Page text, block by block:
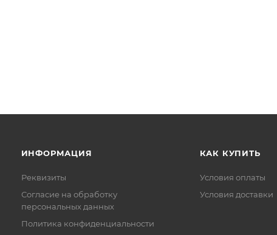
ИНФОРМАЦИЯ
Реквизиты
Соглаcие на обработку
персональных данных
Политика конфиденциальности
КАК КУПИТЬ
Условия оплаты
Условия доставки